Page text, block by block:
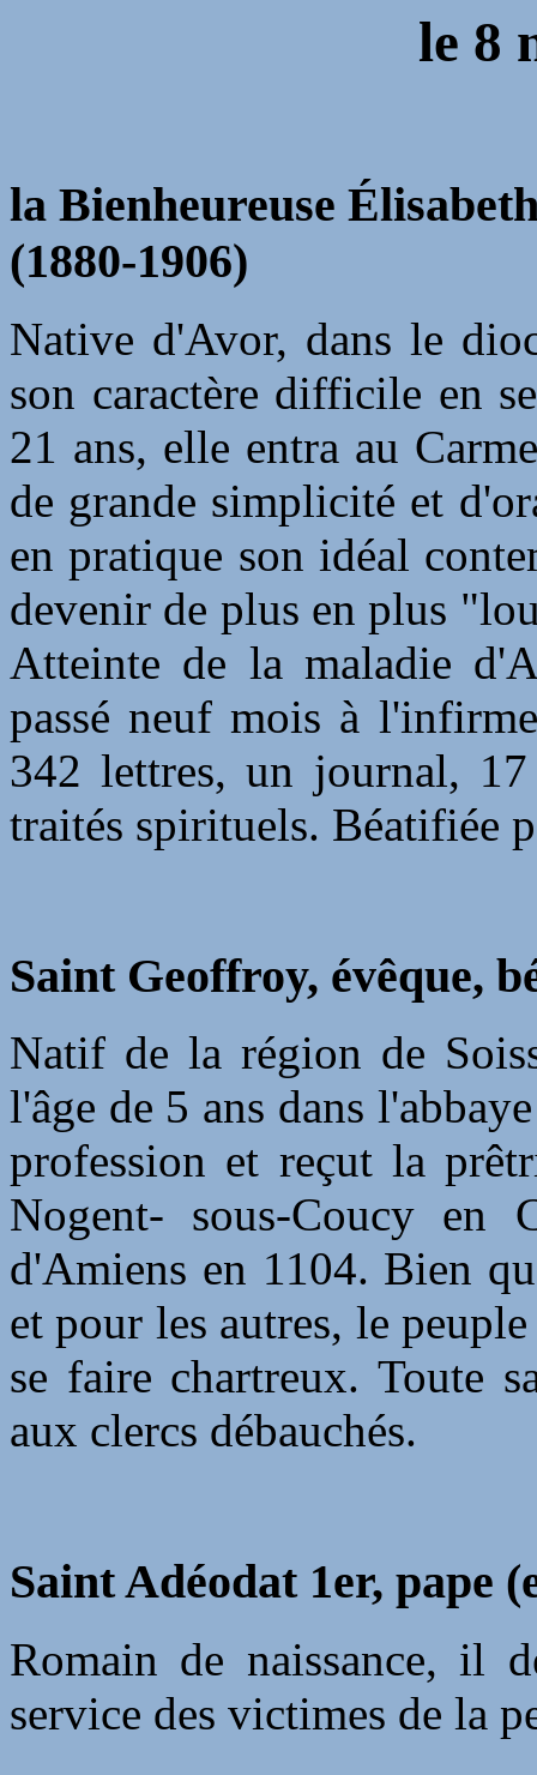
le 8
la Bienheureuse
(1880-1906)
Native d'Avor, dans le
son caractère difficile en
21 ans, elle entra au
de grande simplicité et
en pratique son idéal
devenir de plus en plus
Atteinte de la maladie
passé neuf mois à
342 lettres, un journal,
traités spirituels. Béatifiée
Saint Geoffroy, évêque,
Natif de la région de
l'âge de 5 ans dans
profession et reçut la
Nogent- sous-Coucy en
d'Amiens en 1104. Bien
et pour les autres, le
se faire chartreux. Toute
aux clercs débauchés.
Saint Adéodat 1er, pape
Romain de naissance, il
service des victimes de la